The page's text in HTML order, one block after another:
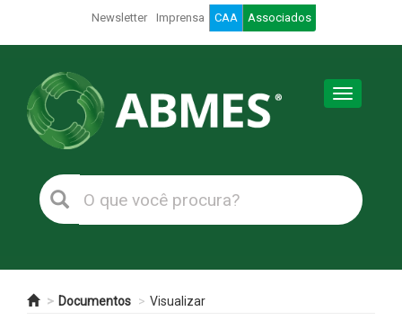
Newsletter Imprensa CAA Associados
Toggle
Documentos Visualizar